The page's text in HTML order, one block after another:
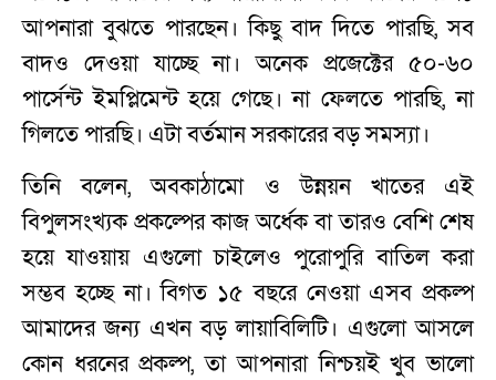
আপনারা বুঝতে পারছেন। কিছু বাদ দিতে পারছি, সব
বাদও দেওয়া যাচ্ছে না। অনেক প্রজেক্টের ৫০-৬০
পার্সেন্ট ইমপ্লিমেন্ট হয়ে গেছে। না ফেলতে পারছি, না
গিলতে পারছি। এটা বর্তমান সরকারের বড় সমস্যা।
তিনি বলেন, অবকাঠামো ও উন্নয়ন খাতের এই
বিপুলসংখ্যক প্রকল্পের কাজ অর্ধেক বা তারও বেশি শেষ
হয়ে যাওয়ায় এগুলো চাইলেও পুরোপুরি বাতিল করা
সম্ভব হচ্ছে না। বিগত ১৫ বছরে নেওয়া এসব প্রকল্প
আমাদের জন্য এখন বড় লায়াবিলিটি। এগুলো আসলে
কোন ধরনের প্রকল্প, তা আপনারা নিশ্চয়ই খুব ভালো